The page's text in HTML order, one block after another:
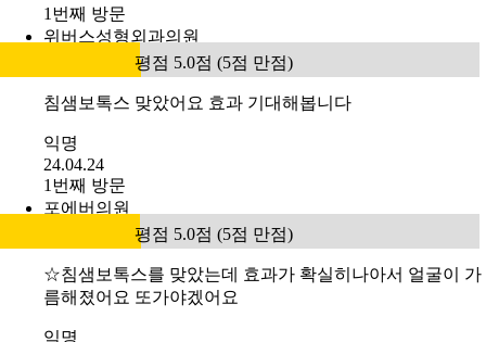
익명
23.10.11
리버스클리닉 수원점
전 후
#[첫방문이벤트] 윤곽톡스
캐시닥을통해이벤트로사각턱과윤곽을신청하여다음날병